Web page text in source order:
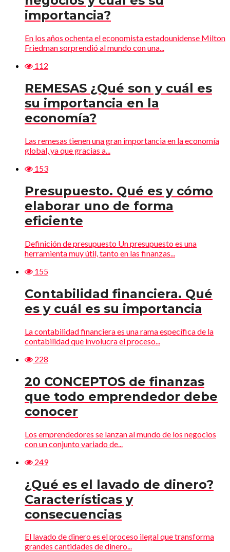
importancia?
En los años ochenta el economista estadounidense Milton
Friedman sorprendió al mundo con una...
112
REMESAS ¿Qué son y cuál es
su importancia en la
economía?
Las remesas tienen una gran importancia en la economía
global, ya que gracias a...
153
Presupuesto. Qué es y cómo
elaborar uno de forma
eficiente
Definición de presupuesto Un presupuesto es una
herramienta muy útil, tanto en las finanzas...
155
Contabilidad financiera. Qué
es y cuál es su importancia
La contabilidad financiera es una rama específica de la
contabilidad que involucra el proceso...
228
20 CONCEPTOS de finanzas
que todo emprendedor debe
conocer
Los emprendedores se lanzan al mundo de los negocios
con un conjunto variado de...
249
¿Qué es el lavado de dinero?
Características y
consecuencias
El lavado de dinero es el proceso ilegal que transforma
grandes cantidades de dinero...